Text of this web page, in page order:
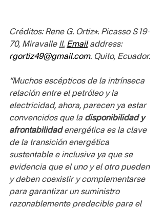
Créditos: Rene G. Ortiz*. Picasso S19-
70, Miravalle II. Email address:
rgortiz49@gmail.com. Quito, Ecuador.
“Muchos escépticos de la intrínseca
relación entre el petróleo y la
electricidad, ahora, parecen ya estar
convencidos que la disponibilidad y
afrontabilidad energética es la clave
de la transición energética
sustentable e inclusiva ya que se
evidencia que el uno y el otro pueden
y deben coexistir y complementarse
para garantizar un suministro
razonablemente predecible para el